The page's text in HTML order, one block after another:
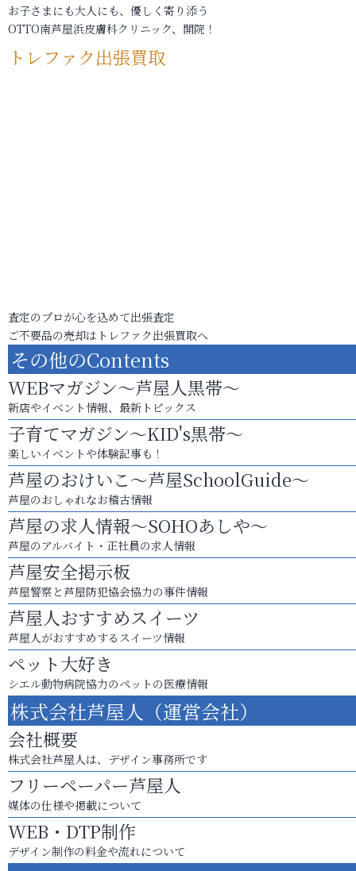
お子さまにも大人にも、優しく寄り添う
OTTO南芦屋浜皮膚科クリニック、開院！
トレファク出張買取
査定のプロが心を込めて出張査定
ご不要品の売却はトレファク出張買取へ
その他のContents
WEBマガジン～芦屋人黒帯～
新店やイベント情報、最新トピックス
子育てマガジン～KID's黒帯～
楽しいイベントや体験記事も！
芦屋のおけいこ～芦屋SchoolGuide～
芦屋のおしゃれなお稽古情報
芦屋の求人情報～SOHOあしや～
芦屋のアルバイト・正社員の求人情報
芦屋安全掲示板
芦屋警察と芦屋防犯協会協力の事件情報
芦屋人おすすめスイーツ
芦屋人がおすすめするスイーツ情報
ペット大好き
シエル動物病院協力のペットの医療情報
株式会社芦屋人（運営会社）
会社概要
株式会社芦屋人は、デザイン事務所です
フリーペーパー芦屋人
媒体の仕様や掲載について
WEB・DTP制作
デザイン制作の料金や流れについて